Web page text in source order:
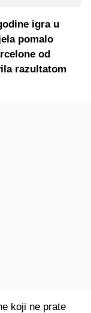
igra u
pomalo
od
razultatom
koji ne prate